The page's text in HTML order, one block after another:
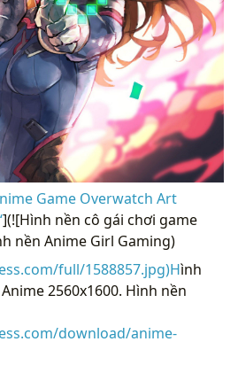
Game Overwatch Art
](![Hình nền cô gái chơi game
nền Anime Girl Gaming)
full/1588857.jpg)Hình
2560x1600. Hình nền
download/anime-